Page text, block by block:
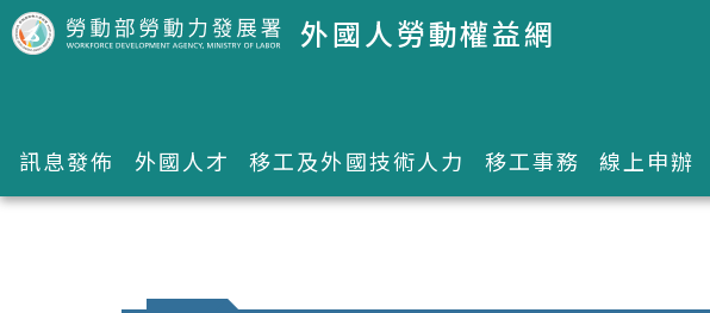
跳到主要內容區塊 外國人勞動權益網
訊息發佈 外國人才 移工及外國技術人力 移工事務 線上申辦